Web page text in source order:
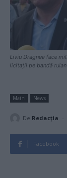
Liviu Dragnea face
licitații pe bandă
Main News
De Redacţia -
Facebook